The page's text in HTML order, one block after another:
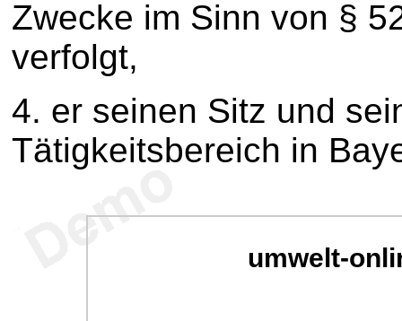
Zwecke im Sinn von §
verfolgt,
4. er seinen Sitz und
Tätigkeitsbereich in
umwelt-